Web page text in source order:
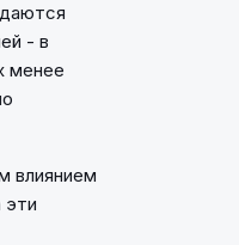
- в
менее
влиянием
эти